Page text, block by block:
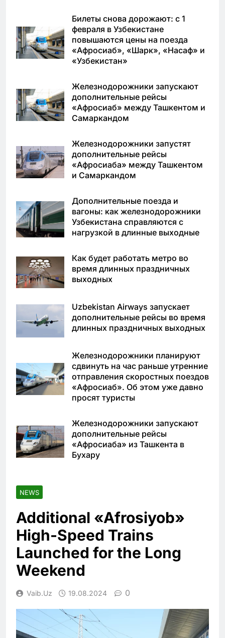
Билеты снова дорожают: с 1
февраля в Узбекистане
повышаются цены на поезда
«Афросиаб», «Шарк», «Насаф» и
«Узбекистан»
Железнодорожники запускают
дополнительные рейсы
«Афросиаб» между Ташкентом и
Самаркандом
Железнодорожники запустят
дополнительные рейсы
«Афросиаба» между Ташкентом
и Самаркандом
Дополнительные поезда и
вагоны: как железнодорожники
Узбекистана справляются с
нагрузкой в длинные выходные
Как будет работать метро во
время длинных праздничных
выходных
Uzbekistan Airways запускает
дополнительные рейсы во время
длинных праздничных выходных
Железнодорожники планируют
сдвинуть на час раньше утренние
отправления скоростных поездов
«Афросиаб». Об этом уже давно
просят туристы
Железнодорожники запускают
дополнительные рейсы
«Афросиаба» из Ташкента в
Бухару
NEWS
Additional «Afrosiyob»
High-Speed Trains
Launched for the Long
Weekend
Vaib.uz 19.08.2024 0